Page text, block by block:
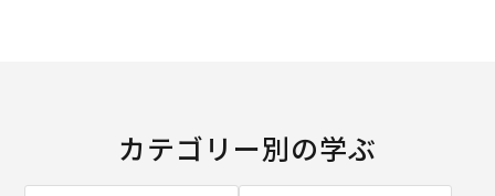
カテゴリー別の学ぶ